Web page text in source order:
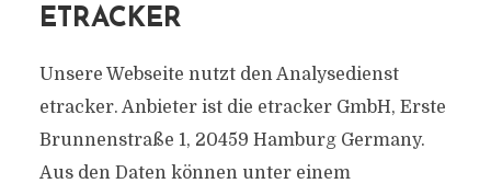
ETRACKER
Unsere Webseite nutzt den Analysedienst
etracker. Anbieter ist die etracker GmbH, Erste
Brunnenstraße 1, 20459 Hamburg Germany.
Aus den Daten können unter einem